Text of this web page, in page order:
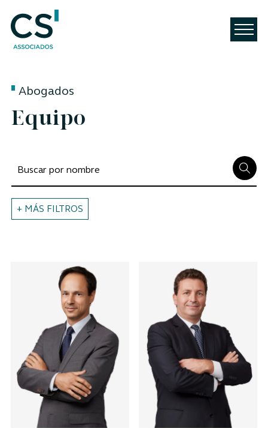
Abogados
Equipo
+ MÁS FILTROS